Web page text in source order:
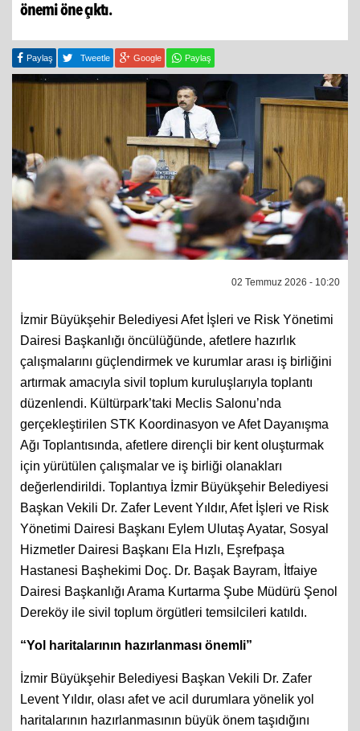
önemi öne çıktı.
Paylaş Tweetle Google Paylaş
02 Temmuz 2026 - 10:20
İzmir Büyükşehir Belediyesi Afet İşleri ve Risk Yönetimi
Dairesi Başkanlığı öncülüğünde, afetlere hazırlık
çalışmalarını güçlendirmek ve kurumlar arası iş birliğini
artırmak amacıyla sivil toplum kuruluşlarıyla toplantı
düzenlendi. Kültürpark’taki Meclis Salonu’nda
gerçekleştirilen STK Koordinasyon ve Afet Dayanışma
Ağı Toplantısında, afetlere dirençli bir kent oluşturmak
için yürütülen çalışmalar ve iş birliği olanakları
değerlendirildi. Toplantıya İzmir Büyükşehir Belediyesi
Başkan Vekili Dr. Zafer Levent Yıldır, Afet İşleri ve Risk
Yönetimi Dairesi Başkanı Eylem Ulutaş Ayatar, Sosyal
Hizmetler Dairesi Başkanı Ela Hızlı, Eşrefpaşa
Hastanesi Başhekimi Doç. Dr. Başak Bayram, İtfaiye
Dairesi Başkanlığı Arama Kurtarma Şube Müdürü Şenol
Dereköy ile sivil toplum örgütleri temsilcileri katıldı.
“Yol haritalarının hazırlanması önemli”
İzmir Büyükşehir Belediyesi Başkan Vekili Dr. Zafer
Levent Yıldır, olası afet ve acil durumlara yönelik yol
haritalarının hazırlanmasının büyük önem taşıdığını